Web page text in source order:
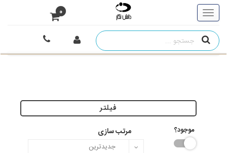
0
فیلتر
موجود؟ مرتب سازی